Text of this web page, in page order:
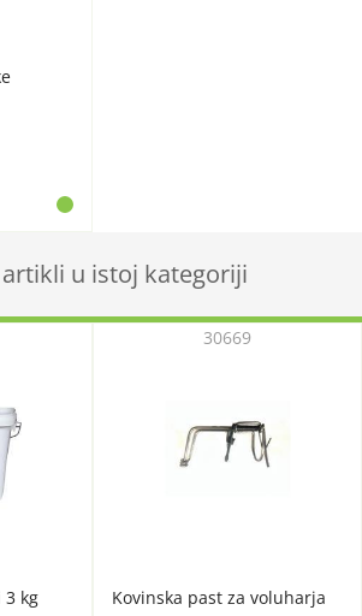
artikli u istoj kategoriji
3 kg
Kovinska past za voluharja
30669